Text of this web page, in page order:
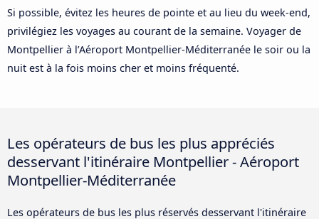
Si possible, évitez les heures de pointe et au lieu du week-end,
privilégiez les voyages au courant de la semaine. Voyager de
Montpellier à l’Aéroport Montpellier-Méditerranée le soir ou la
nuit est à la fois moins cher et moins fréquenté.
Les opérateurs de bus les plus appréciés
desservant l'itinéraire Montpellier - Aéroport
Montpellier-Méditerranée
Les opérateurs de bus les plus réservés desservant l'itinéraire